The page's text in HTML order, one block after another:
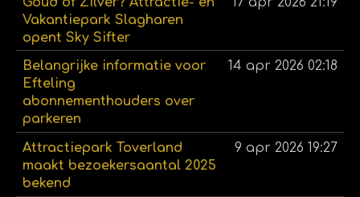
Vakantiepark Slagharen
opent Sky Sifter
Belangrijke informatie voor
Efteling
abonnementhouders over
parkeren
14 apr 2026 02:18
Attractiepark Toverland
maakt bezoekersaantal 2025
bekend
9 apr 2026 19:27